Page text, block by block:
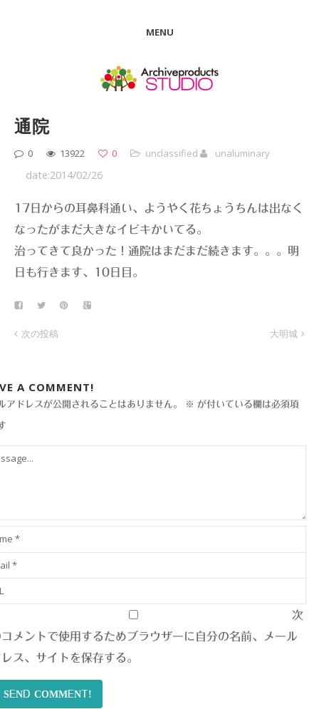
MENU
通院
0 13922 0 unclassified unaluminary
date:2014/02/26
17日からの耳鼻科通い、ようやく花ちょうちんは出なく
なったがまだ大きなイビキかいてる。
治ってきて良かった！通院はまだまだ続きます。。。明
日も行きます、10日目。
次の投稿 大明城
A COMMENT!
アドレスが公開されることはありません。 ※ が付いている欄は必須項
次
メントで使用するためブラウザーに自分の名前、メール
ス、サイトを保存する。
SEND COMMENT!